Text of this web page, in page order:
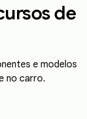
de
e modelos
no carro.